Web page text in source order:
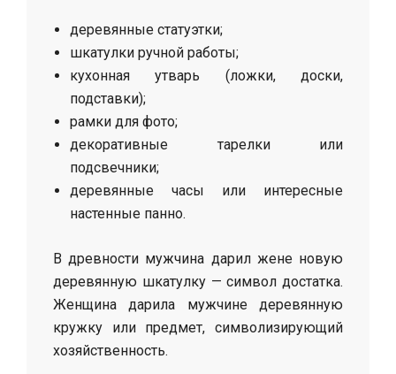
деревянные статуэтки;
шкатулки ручной работы;
кухонная утварь (ложки, доски,
подставки);
рамки для фото;
декоративные тарелки или
подсвечники;
деревянные часы или интересные
настенные панно.
В древности мужчина дарил жене новую
деревянную шкатулку — символ достатка.
Женщина дарила мужчине деревянную
кружку или предмет, символизирующий
хозяйственность.